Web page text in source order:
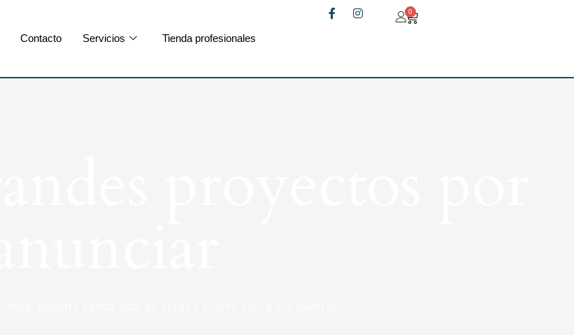
Contacto Servicios Tienda profesionales
0